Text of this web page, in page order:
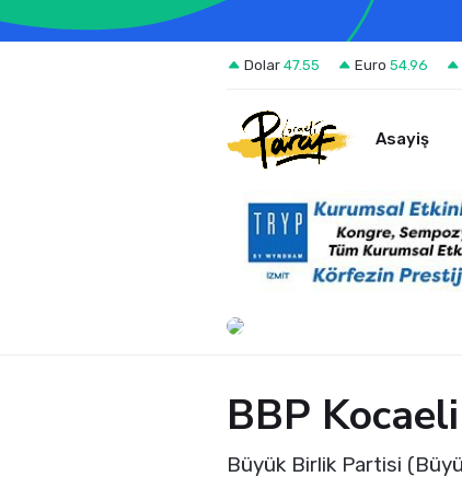
Dolar 47.55 Euro 54.96
Asayiş
BBP
Büyük Birlik Partisi